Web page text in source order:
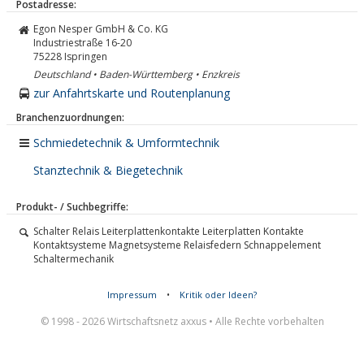
Postadresse:
Egon Nesper GmbH & Co. KG
Industriestraße 16-20
75228 Ispringen
Deutschland • Baden-Württemberg • Enzkreis
zur Anfahrtskarte und Routenplanung
Branchenzuordnungen:
Schmiedetechnik & Umformtechnik
Stanztechnik & Biegetechnik
Produkt- / Suchbegriffe:
Schalter Relais Leiterplattenkontakte Leiterplatten Kontakte
Kontaktsysteme Magnetsysteme Relaisfedern Schnappelement
Schaltermechanik
Impressum • Kritik oder Ideen?
© 1998 - 2026 Wirtschaftsnetz axxus • Alle Rechte vorbehalten